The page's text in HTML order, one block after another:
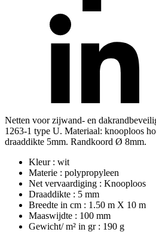
Netten voor zijwand- en
1263-1 type U. Materiaal: knooploos
draaddikte 5mm. Randkoord Ø 8mm.
Kleur : wit
Materie : polypropyleen
Net vervaardiging : Knooploos
Draaddikte : 5 mm
Breedte in cm : 1.50 m X 10 m
Maaswijdte : 100 mm
Gewicht/ m² in gr : 190 g